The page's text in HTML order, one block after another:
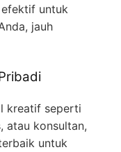
efektif untuk
jauh
kreatif seperti
atau konsultan,
untuk